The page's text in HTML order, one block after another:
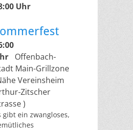
Uhr
Offenbach-
Main-Grillzone
Vereinsheim
Zitscher
)
gibt ein zwangloses,